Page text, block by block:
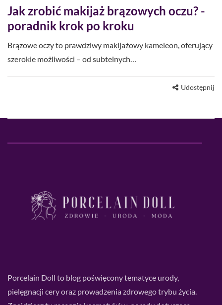
Jak zrobić makijaż brązowych oczu? -
poradnik krok po kroku
Brązowe oczy to prawdziwy makijażowy kameleon, oferujący
szerokie możliwości – od subtelnych…
Udostępnij
Porcelain Doll to blog poświęcony tematyce urody,
pielęgnacji cery oraz prowadzenia zdrowego trybu życia.